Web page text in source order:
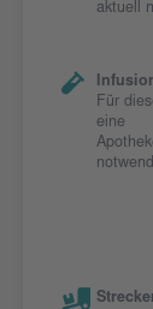
aktuell
Für
eine